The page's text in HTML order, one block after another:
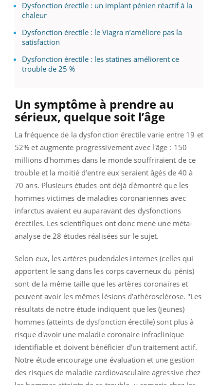
Dysfonction érectile : un implant pénien réactif à la
chaleur
Dysfonction érectile : le Viagra n’améliore pas la
satisfaction
Dysfonction érectile : les statines améliorent ce
trouble de 25 %
Un symptôme à prendre au
sérieux, quelque soit l’âge
La fréquence de la dysfonction érectile varie entre 19 et
52% et augmente progressivement avec l'âge : 150
millions d'hommes dans le monde souffriraient de ce
trouble et la moitié d’entre eux seraient âgés de 40 à
70 ans. Plusieurs études ont déjà démontré que les
hommes victimes de maladies coronariennes avec
infarctus avaient eu auparavant des dysfonctions
érectiles. Les scientifiques ont donc mené une méta-
analyse de 28 études réalisées sur le sujet.
Selon eux, les artères pudendales internes (celles qui
apportent le sang dans les corps caverneux du pénis)
sont de la même taille que les artères coronaires et
peuvent avoir les mêmes lésions d’athérosclérose. "Les
résultats de notre étude indiquent que les (jeunes)
hommes (atteints de dysfonction érectile) sont plus à
risque d'avoir une maladie coronaire infraclinique
identifiable et doivent bénéficier d'un traitement actif.
Notre étude encourage une évaluation et une gestion
des risques de maladie cardiovasculaire agressive chez